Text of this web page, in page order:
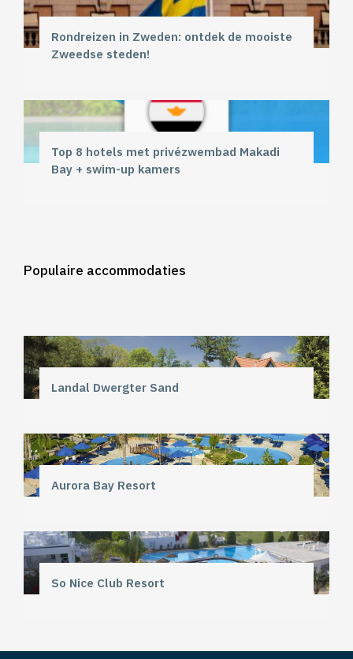
Rondreizen in Zweden: ontdek de mooiste
Zweedse steden!
Top 8 hotels met privézwembad Makadi
Bay + swim-up kamers
Populaire accommodaties
Landal Dwergter Sand
Aurora Bay Resort
So Nice Club Resort